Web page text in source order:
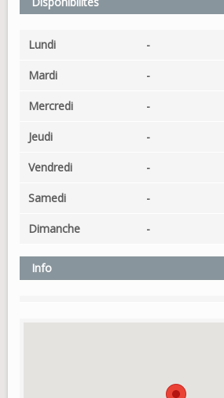
Lundi -
Mardi -
Mercredi -
Jeudi -
Vendredi -
Samedi -
Dimanche -
Info